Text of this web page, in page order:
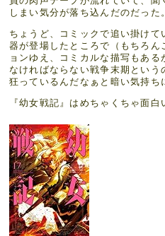
しまい気分が落ち込んだのだった。
ちょうど、コミックで追い掛け
器が登場したところで（もちろん
ョンゆえ、コミカルな描写もあ
なければならない戦争末期という
狂っているんだなぁと暗い気持ち
『幼女戦記』はめちゃくちゃ面白